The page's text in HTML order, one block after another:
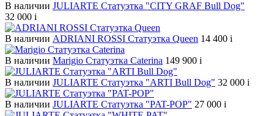
В наличии JULIARTE Статуэтка "CITY GRAF Bull Dog"
32 000 i
В наличии ADRIANI ROSSI Статуэтка Queen 14 400 i
В наличии Marigio Статуэтка Caterina 149 900 i
В наличии JULIARTE Статуэтка "ARTI Bull Dog" 32 000 i
В наличии JULIARTE Статуэтка "PAT-POP" 27 000 i